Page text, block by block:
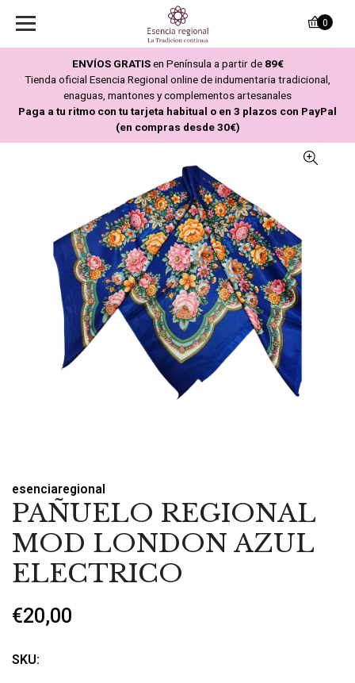
ENVÍOS GRATISen Península a partir de 89€
Tienda oficial Esencia Regional online de indumentaria tradicional,
enaguas, mantones y complementos artesanales
Paga a tu ritmo con tu tarjeta habitual o en 3 plazos con PayPal
(en compras desde 30€)
0
esenciaregional
PAÑUELO REGIONAL
MOD LONDON AZUL
ELECTRICO
€20,00
SKU: